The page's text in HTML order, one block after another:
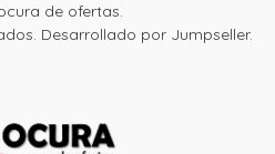
de ofertas.
Desarrollado por Jumpseller.